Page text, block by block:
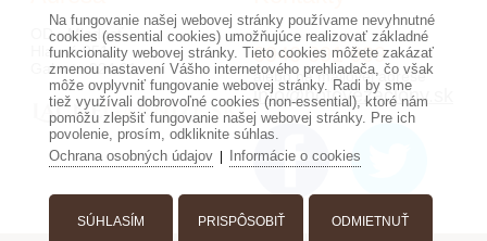
OD - Mladosť
Hlavná 951
Galanta 924 01
0940 091 999
alebo na mailovej adrese
info@hotovezaclony.sk
Na fungovanie našej webovej stránky používame nevyhnutné
cookies (essential cookies) umožňujúce realizovať základné
funkcionality webovej stránky. Tieto cookies môžete zakázať
zmenou nastavení Vášho internetového prehliadača, čo však
môže ovplyvniť fungovanie webovej stránky. Radi by sme
tiež využívali dobrovoľné cookies (non-essential), ktoré nám
pomôžu zlepšiť fungovanie našej webovej stránky. Pre ich
povolenie, prosím, odkliknite súhlas.
Ochrana osobných údajov| Informácie o cookies
SÚHLASÍM PRISPÔSOBIŤ ODMIETNUŤ